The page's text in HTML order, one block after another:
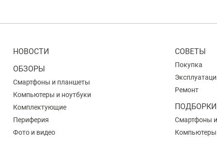
НОВОСТИ
ОБЗОРЫ
Смартфоны и планшеты
Компьютеры и ноутбуки
Комплектующие
Периферия
Фото и видео
СОВЕТЫ
Покупка
Ремонт
ПОДБОРКИ
Смартфоны
Компьютеры